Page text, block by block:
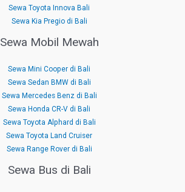
Sewa Toyota Innova Bali
Sewa Kia Pregio di Bali
Sewa Mobil Mewah
Sewa Mini Cooper di Bali
Sewa Sedan BMW di Bali
Sewa Mercedes Benz di Bali
Sewa Honda CR-V di Bali
Sewa Toyota Alphard di Bali
Sewa Toyota Land Cruiser
Sewa Range Rover di Bali
Sewa Bus di Bali